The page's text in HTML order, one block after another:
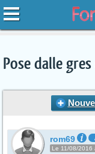
Pose dalle
rom69
Le 11/08/2016